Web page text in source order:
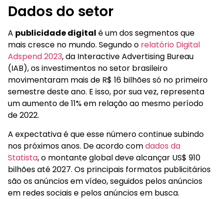
Dados do setor
A publicidade digital é um dos segmentos que
mais cresce no mundo. Segundo o relatório Digital
Adspend 2023, da Interactive Advertising Bureau
(IAB), os investimentos no setor brasileiro
movimentaram mais de R$ 16 bilhões só no primeiro
semestre deste ano. E isso, por sua vez, representa
um aumento de 11% em relação ao mesmo período
de 2022.
A expectativa é que esse número continue subindo
nos próximos anos. De acordo comdados da
Statista, o montante global deve alcançar US$ 910
bilhões até 2027. Os principais formatos publicitários
são os anúncios em vídeo, seguidos pelos anúncios
em redes sociais e pelos anúncios em busca.